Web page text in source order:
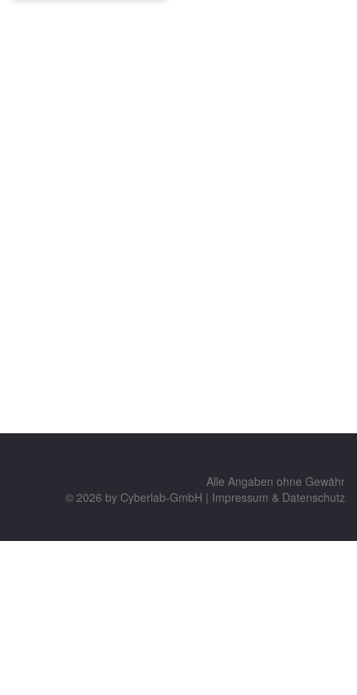
Alle Angaben ohne Gewähr
© 2026 by Cyberlab-GmbH | Impressum & Datenschutz